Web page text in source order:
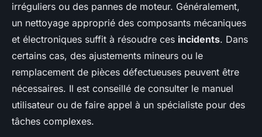
irréguliers ou des pannes de moteur. Généralement,
un nettoyage approprié des composants mécaniques
et électroniques suffit à résoudre ces incidents. Dans
certains cas, des ajustements mineurs ou le
remplacement de pièces défectueuses peuvent être
nécessaires. Il est conseillé de consulter le manuel
utilisateur ou de faire appel à un spécialiste pour des
tâches complexes.